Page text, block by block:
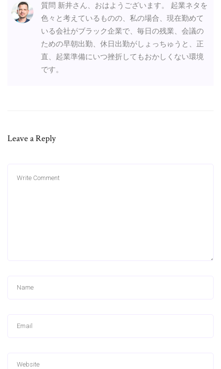
質問 新井さん、おはようございます。 起業ネタを
色々と考えているものの、私の場合、現在勤めて
いる会社がブラック企業で、毎日の残業、会議の
ための早朝出勤、休日出勤がしょっちゅうと、正
直、起業準備にいつ挫折してもおかしくない環境
です。
Leave a Reply